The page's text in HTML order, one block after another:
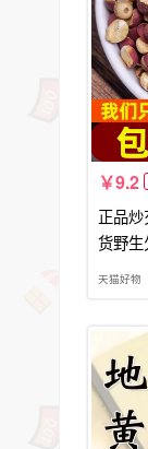
9.2
正品
货野
天猫好物